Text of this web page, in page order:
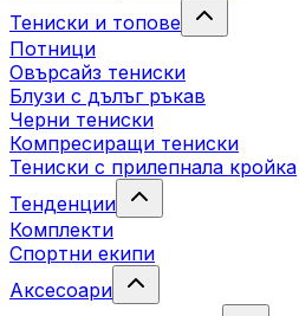
Тениски и топове
Потници
Овърсайз тениски
Блузи с дълъг ръкав
Черни тениски
Компресиращи тениски
Тениски с прилепнала кройка
Тенденции
Комплекти
Спортни екипи
Аксесоари